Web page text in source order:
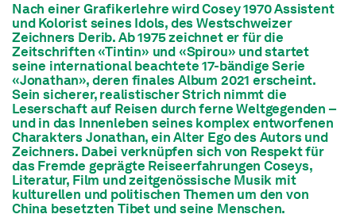
Nach einer Grafikerlehre wird Cosey 1970 Assistent
und Kolorist seines Idols, des Westschweizer
Zeichners Derib. Ab 1975 zeichnet er für die
Zeitschriften «Tintin» und «Spirou» und startet
seine international beachtete 17-bändige Serie
«Jonathan», deren finales Album 2021 erscheint.
Sein sicherer, realistischer Strich nimmt die
Leserschaft auf Reisen durch ferne Weltgegenden –
und in das Innenleben seines komplex entworfenen
Charakters Jonathan, ein Alter Ego des Autors und
Zeichners. Dabei verknüpfen sich von Respekt für
das Fremde geprägte Reiseerfahrungen Coseys,
Literatur, Film und zeitgenössische Musik mit
kulturellen und politischen Themen um den von
China besetzten Tibet und seine Menschen.